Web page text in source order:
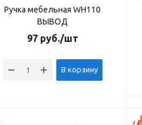
Ручка мебельная WH110
ВЫВОД
97руб./шт
В корзину